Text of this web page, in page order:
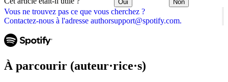
Vous ne trouvez pas ce que vous cherchez ?
Contactez-nous à l'adresse authorsupport@spotify.com.
Oui Non
À parcourir (auteur·rice·s)